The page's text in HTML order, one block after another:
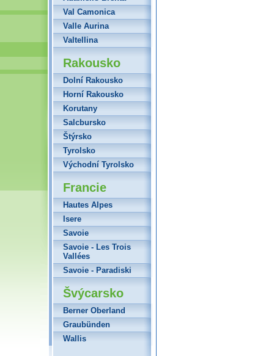
Val Camonica
Valle Aurina
Valtellina
Rakousko
Dolní Rakousko
Horní Rakousko
Korutany
Salcbursko
Štýrsko
Tyrolsko
Východní Tyrolsko
Francie
Hautes Alpes
Isere
Savoie
Savoie - Les Trois
Vallées
Savoie - Paradiski
Švýcarsko
Berner Oberland
Graubünden
Wallis